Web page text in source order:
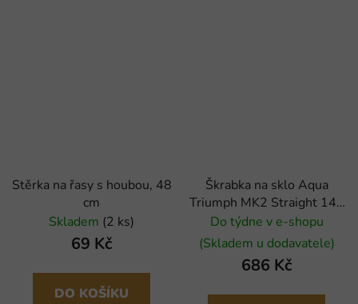
Stěrka na řasy s houbou, 48
cm
Skladem (2 ks)
69 Kč
DO KOŠÍKU
Škrabka na sklo Aqua
Triumph MK2 Straight 140
mm
Do týdne v e-shopu
(Skladem u dodavatele)
686 Kč